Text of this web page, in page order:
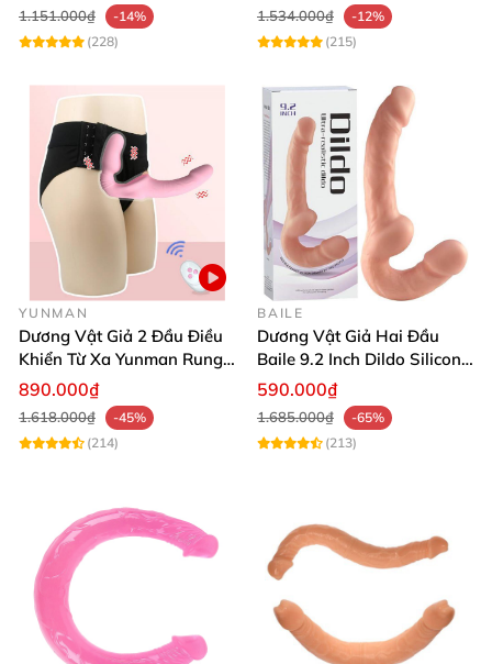
1.151.000₫
-14%
(228)
1.534.000₫
-12%
(215)
YUNMAN
Dương Vật Giả 2 Đầu Điều
Khiển Từ Xa Yunman Rung
Mạnh Strap On Dildo Cho
890.000₫
1.618.000₫
-45%
(214)
BAILE
Dương Vật Giả Hai Đầu
Baile 9.2 Inch Dildo Silicone
Siêu Mềm
590.000₫
1.685.000₫
-65%
(213)